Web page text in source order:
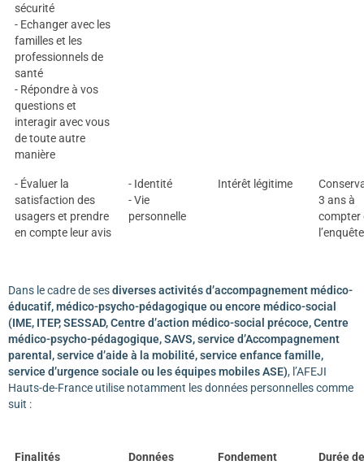
sécurité
- Echanger avec les
familles et les
professionnels de
santé
- Répondre à vos
questions et
interagir avec vous
de toute autre
manière
- Évaluer la
satisfaction des
usagers et prendre
en compte leur avis
- Identité
- Vie
personnelle
Intérêt légitime
3 ans à
compter
l’enquête
Dans le cadre de sesdiversesactivités d’accompagnement médico-
éducatif, médico-psycho-pédagogique ou encore médico-social
(IME, ITEP, SESSAD, Centre d’action médico-social précoce, Centre
médico-psycho-pédagogique, SAVS, service d’Accompagnement
parental, service d’aide à la mobilité, service enfance famille,
service d’urgence sociale ou les équipes mobiles ASE), l’AFEJI
Hauts-de-France utilise notamment les données personnelles comme
suit :
Finalités
Données
Fondement
Durée de